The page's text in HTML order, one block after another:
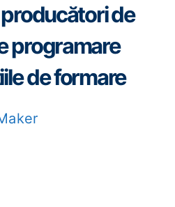
de
programare
de formare